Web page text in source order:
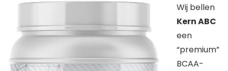
Wij bellen
Kern ABC
een
“premium”
BCAA-